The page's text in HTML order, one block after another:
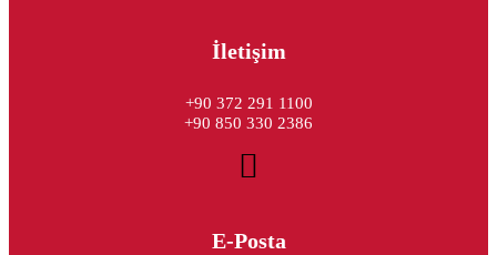
İletişim
+90 372 291 1100
+90 850 330 2386
E-Posta